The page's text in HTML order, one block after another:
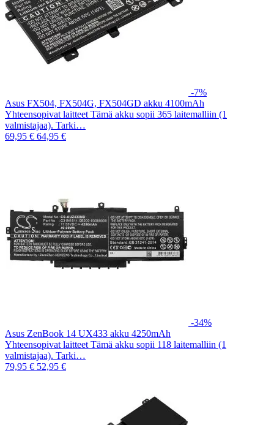
-7%
Asus FX504, FX504G, FX504GD akku 4100mAh
Yhteensopivat laitteet Tämä akku sopii 365 laitemalliin (1
valmistajaa). Tarki…
69,95 € 64,95 €
-34%
Asus ZenBook 14 UX433 akku 4250mAh
Yhteensopivat laitteet Tämä akku sopii 118 laitemalliin (1
valmistajaa). Tarki…
79,95 € 52,95 €